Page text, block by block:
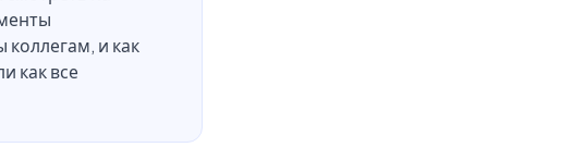
коллегам, и как
как все